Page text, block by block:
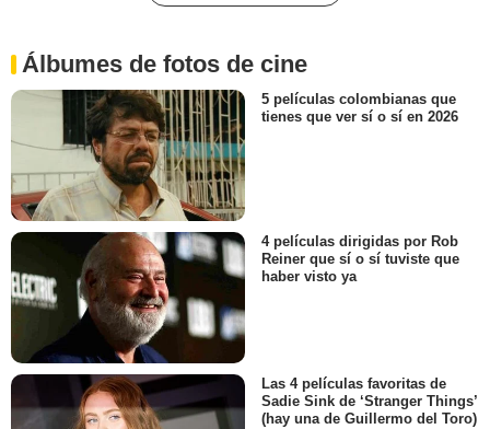
Álbumes de fotos de cine
5 películas colombianas que
tienes que ver sí o sí en 2026
4 películas dirigidas por Rob
Reiner que sí o sí tuviste que
haber visto ya
Las 4 películas favoritas de
Sadie Sink de ‘Stranger Things’
(hay una de Guillermo del Toro)